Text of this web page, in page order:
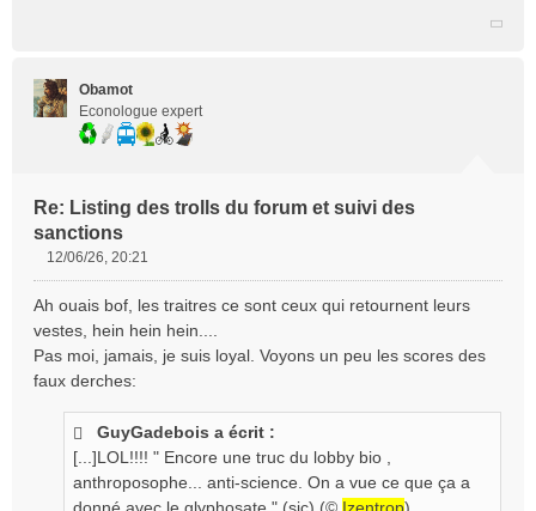
Obamot
Econologue expert
Re: Listing des trolls du forum et suivi des
sanctions
s
s
a
g
12/06/26, 20:21
Ah ouais bof, les traitres ce sont ceux qui retournent leurs
vestes, hein hein hein....
Pas moi, jamais, je suis loyal. Voyons un peu les scores des
faux derches:
GuyGadebois a écrit :
[...]LOL!!!! " Encore une truc du lobby bio ,
anthroposophe... anti-science. On a vue ce que ça a